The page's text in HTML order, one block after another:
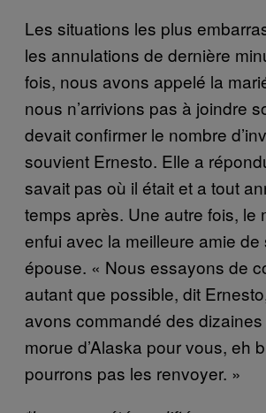
Les situations les plus
les annulations de dernière
fois, nous avons appelé la
nous n’arrivions pas à joindre
devait confirmer le nombre
souvient Ernesto. Elle a
savait pas où il était et a tout
temps après. Une autre fois, le
enfui avec la meilleure amie de
épouse. « Nous essayons de
autant que possible, dit
avons commandé des
morue d’Alaska pour vous, eh
pourrons pas les renvoyer. »